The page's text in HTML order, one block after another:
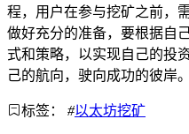
程，用户在参与挖矿之前，
做好充分的准备，要根据自
式和策略，以实现自己的投
己的航向，驶向成功的彼岸。
标签： #以太坊挖矿